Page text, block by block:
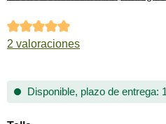
Calificación promedio de 5 de 5
2 valoraciones
Disponible, plazo de entrega: